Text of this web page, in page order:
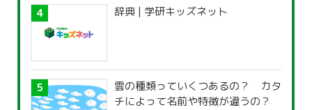
辞典 | 学研キッズネット
雲の種類っていくつあるの？ カタ
チによって名前や特徴が違うの？